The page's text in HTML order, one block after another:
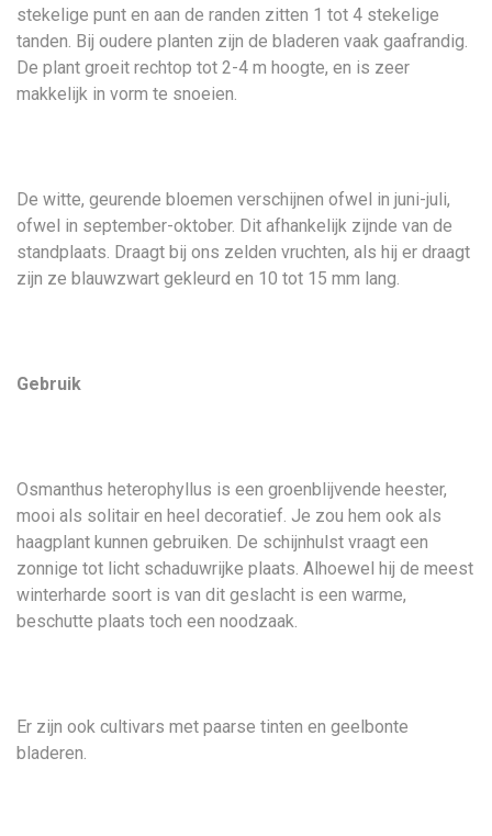
stekelige punt en aan de randen zitten 1 tot 4 stekelige
tanden. Bij oudere planten zijn de bladeren vaak gaafrandig.
De plant groeit rechtop tot 2-4 m hoogte, en is zeer
makkelijk in vorm te snoeien.
De witte, geurende bloemen verschijnen ofwel in juni-juli,
ofwel in september-oktober. Dit afhankelijk zijnde van de
standplaats. Draagt bij ons zelden vruchten, als hij er draagt
zijn ze blauwzwart gekleurd en 10 tot 15 mm lang.
Gebruik
Osmanthus heterophyllus is een groenblijvende heester,
mooi als solitair en heel decoratief. Je zou hem ook als
haagplant kunnen gebruiken. De schijnhulst vraagt een
zonnige tot licht schaduwrijke plaats. Alhoewel hij de meest
winterharde soort is van dit geslacht is een warme,
beschutte plaats toch een noodzaak.
Er zijn ook cultivars met paarse tinten en geelbonte
bladeren.